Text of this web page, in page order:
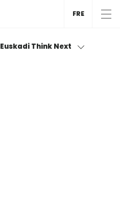
Euskadi Think Next
FRE